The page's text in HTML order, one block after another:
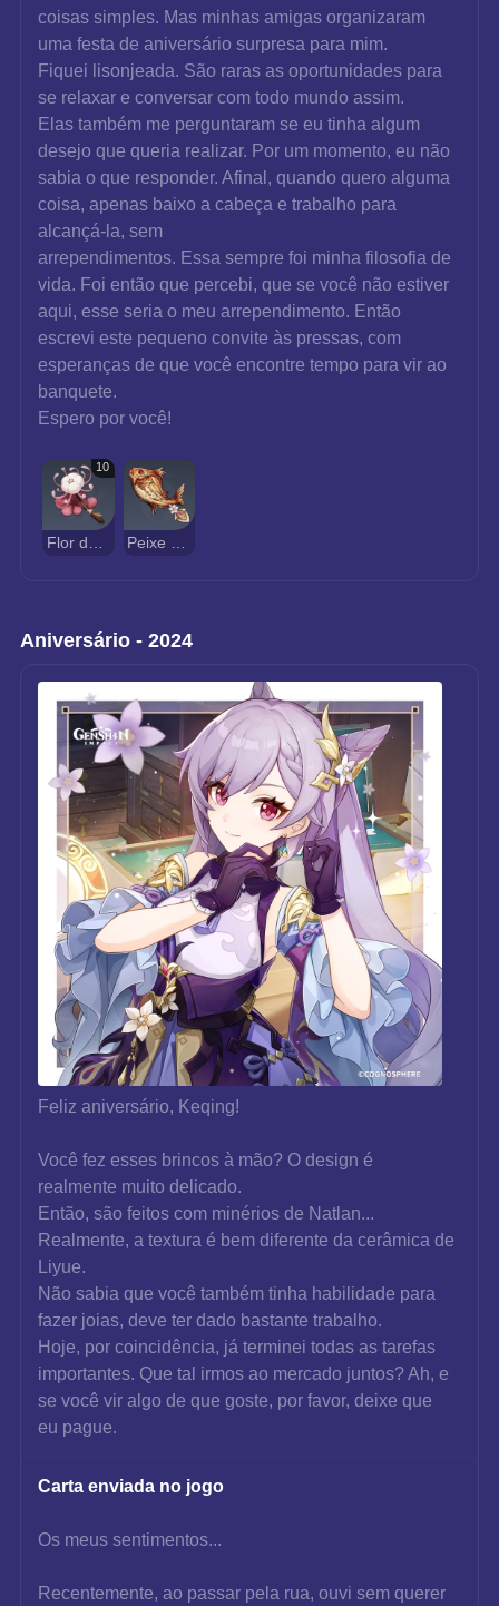
coisas simples. Mas minhas amigas organizaram
uma festa de aniversário surpresa para mim.
Fiquei lisonjeada. São raras as oportunidades para
se relaxar e conversar com todo mundo assim.
Elas também me perguntaram se eu tinha algum
desejo que queria realizar. Por um momento, eu não
sabia o que responder. Afinal, quando quero alguma
coisa, apenas baixo a cabeça e trabalho para
alcançá-la, sem
arrependimentos. Essa sempre foi minha filosofia de
vida. Foi então que percebi, que se você não estiver
aqui, esse seria o meu arrependimento. Então
escrevi este pequeno convite às pressas, com
esperanças de que você encontre tempo para vir ao
banquete.
Espero por você!
10
Aniversário - 2024
Feliz aniversário, Keqing!
Você fez esses brincos à mão? O design é
realmente muito delicado.
Então, são feitos com minérios de Natlan...
Realmente, a textura é bem diferente da cerâmica de
Liyue.
Não sabia que você também tinha habilidade para
fazer joias, deve ter dado bastante trabalho.
Hoje, por coincidência, já terminei todas as tarefas
importantes. Que tal irmos ao mercado juntos? Ah, e
se você vir algo de que goste, por favor, deixe que
eu pague.
Carta enviada no jogo
Os meus sentimentos...
Recentemente, ao passar pela rua, ouvi sem querer